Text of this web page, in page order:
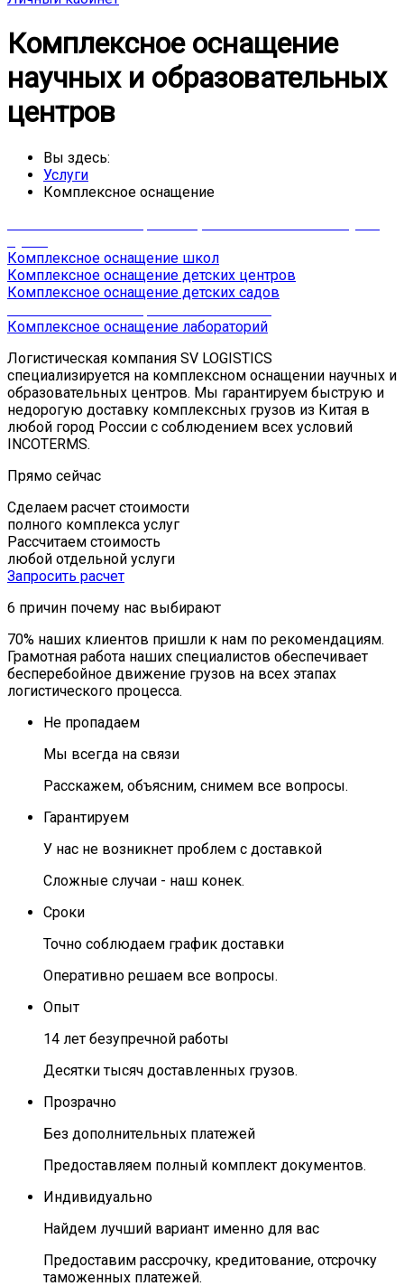
Комплексное оснащение
научных и образовательных
центров
Вы здесь:
Услуги
Комплексное оснащение
Комплексное оснащение школ
Комплексное оснащение детских центров
Комплексное оснащение детских садов
Комплексное оснащение лабораторий
Логистическая компания SV LOGISTICS
специализируется на комплексном оснащении научных и
образовательных центров. Мы гарантируем быструю и
недорогую доставку комплексных грузов из Китая в
любой город России с соблюдением всех условий
INCOTERMS.
Прямо сейчас
Сделаем расчет стоимости
полного комплекса услуг
Рассчитаем стоимость
любой отдельной услуги
Запросить расчет
6 причин почему нас выбирают
70% наших клиентов пришли к нам по рекомендациям.
Грамотная работа наших специалистов обеспечивает
бесперебойное движение грузов на всех этапах
логистического процесса.
Не пропадаем
Мы всегда на связи
Расскажем, объясним, снимем все вопросы.
Гарантируем
У нас не возникнет проблем с доставкой
Сложные случаи - наш конек.
Сроки
Точно соблюдаем график доставки
Оперативно решаем все вопросы.
Опыт
14 лет безупречной работы
Десятки тысяч доставленных грузов.
Прозрачно
Без дополнительных платежей
Предоставляем полный комплект документов.
Индивидуально
Найдем лучший вариант именно для вас
Предоставим рассрочку, кредитование, отсрочку
таможенных платежей.